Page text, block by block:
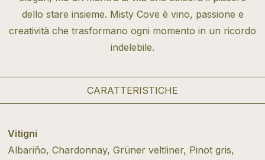
dello stare insieme. Misty Cove è vino, passione e
creatività che trasformano ogni momento in un ricordo
indelebile.
CARATTERISTICHE
Vitigni
Albariño, Chardonnay, Grüner veltliner, Pinot gris,